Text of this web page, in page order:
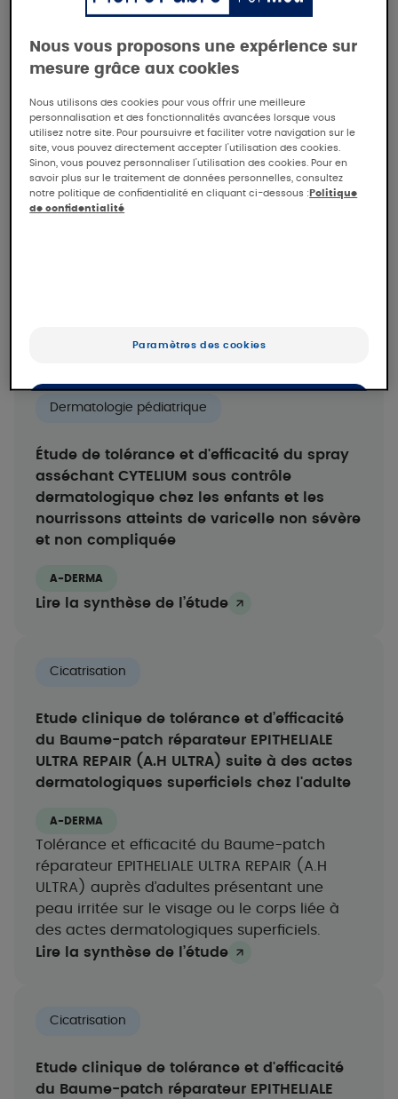
A-DERMA
palpébral EXOMEGA Visage en
monothérapie
A-DERMA
Lire la synthèse de l’étude
Eczema atopique
Lire la synthèse de l’étude
Dermatologie pédiatrique
Étude de tolérance et d'efficacité du spray
asséchant CYTELIUM sous contrôle
dermatologique chez les enfants et les
nourrissons atteints de varicelle non sévère
et non compliquée
A-DERMA
Lire la synthèse de l’étude
Cicatrisation
Etude clinique de tolérance et d’efficacité
du Baume-patch réparateur EPITHELIALE
ULTRA REPAIR (A.H ULTRA) suite à des actes
dermatologiques superficiels chez l'adulte
A-DERMA
Tolérance et efficacité du Baume-patch
réparateur EPITHELIALE ULTRA REPAIR (A.H
ULTRA) auprès d’adultes présentant une
peau irritée sur le visage ou le corps liée à
des actes dermatologiques superficiels.
Lire la synthèse de l’étude
Cicatrisation
Etude clinique de tolérance et d'efficacité
du Baume-patch réparateur EPITHELIALE
Nous vous proposons une expérience sur
mesure grâce aux cookies
Nous utilisons des cookies pour vous offrir une meilleure
personnalisation et des fonctionnalités avancées lorsque vous
utilisez notre site. Pour poursuivre et faciliter votre navigation sur le
site, vous pouvez directement accepter l'utilisation des cookies.
Sinon, vous pouvez personnaliser l'utilisation des cookies. Pour en
savoir plus sur le traitement de données personnelles, consultez
notre politique de confidentialité en cliquant ci-dessous : Politique
de confidentialité
Paramètres des cookies